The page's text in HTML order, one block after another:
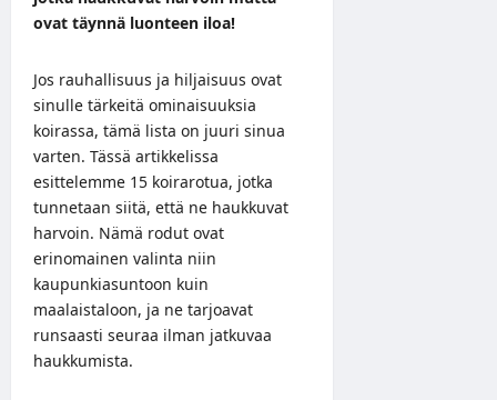
ovat täynnä luonteen iloa!
Jos rauhallisuus ja hiljaisuus ovat
sinulle tärkeitä ominaisuuksia
koirassa, tämä lista on juuri sinua
varten. Tässä artikkelissa
esittelemme 15 koirarotua, jotka
tunnetaan siitä, että ne haukkuvat
harvoin. Nämä rodut ovat
erinomainen valinta niin
kaupunkiasuntoon kuin
maalaistaloon, ja ne tarjoavat
runsaasti seuraa ilman jatkuvaa
haukkumista.